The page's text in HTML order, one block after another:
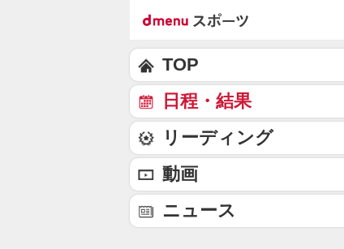
TOP
日程・結果
リーディング
動画
ニュース